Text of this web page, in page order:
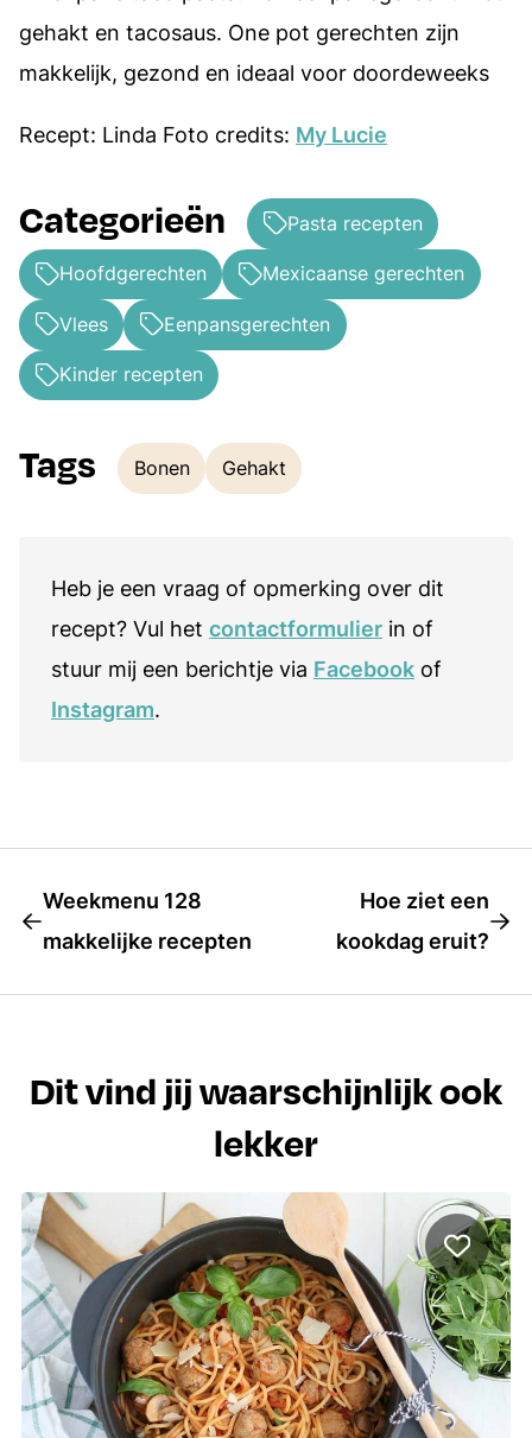
Recept: Linda Foto credits: My Lucie
Categorieën Pasta recepten
Hoofdgerechten Mexicaanse gerechten
Vlees Eenpansgerechten
Kinder recepten
Tags
Tags
Bonen Gehakt
Heb je een vraag of opmerking over dit
recept? Vul het contactformulier in of
stuur mij een berichtje via Facebook of
Instagram.
Weekmenu 128
makkelijke recepten
Hoe ziet een
kookdag eruit?
Dit vind jij waarschijnlijk ook
lekker